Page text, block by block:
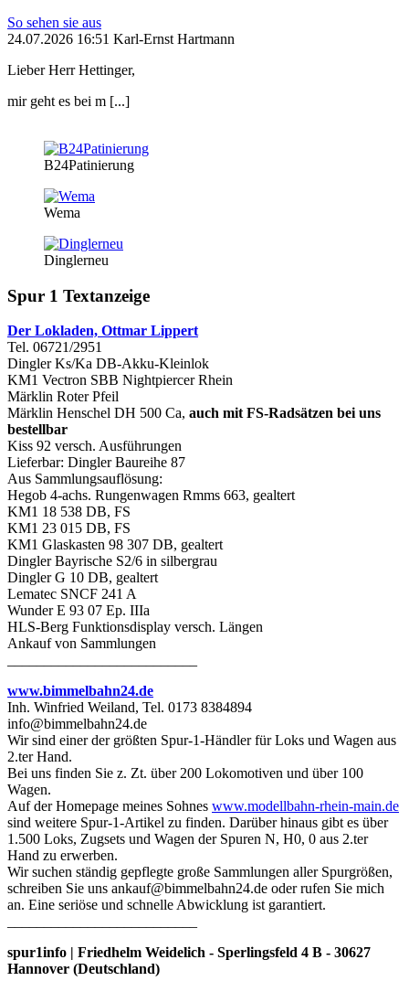
So sehen sie aus
24.07.2026 16:51 Karl-Ernst Hartmann
Lieber Herr Hettinger,
mir geht es bei m [...]
B24Patinierung
Wema
Dinglerneu
Spur 1 Textanzeige
Der Lokladen, Ottmar Lippert
Tel. 06721/2951
Dingler Ks/Ka DB-Akku-Kleinlok
KM1 Vectron SBB Nightpiercer Rhein
Märklin Roter Pfeil
Märklin Henschel DH 500 Ca, auch mit FS-Radsätzen bei uns
bestellbar
Kiss 92 versch. Ausführungen
Lieferbar: Dingler Baureihe 87
Aus Sammlungsauflösung:
Hegob 4-achs. Rungenwagen Rmms 663, gealtert
KM1 18 538 DB, FS
KM1 23 015 DB, FS
KM1 Glaskasten 98 307 DB, gealtert
Dingler Bayrische S2/6 in silbergrau
Dingler G 10 DB, gealtert
Lematec SNCF 241 A
Wunder E 93 07 Ep. IIIa
HLS-Berg Funktionsdisplay versch. Längen
Ankauf von Sammlungen
www.bimmelbahn24.de
Inh. Winfried Weiland, Tel. 0173 8384894
info@bimmelbahn24.de
Wir sind einer der größten Spur-1-Händler für Loks und Wagen aus
2.ter Hand.
Bei uns finden Sie z. Zt. über 200 Lokomotiven und über 100
Wagen.
Auf der Homepage meines Sohnes www.modellbahn-rhein-main.de
sind weitere Spur-1-Artikel zu finden. Darüber hinaus gibt es über
1.500 Loks, Zugsets und Wagen der Spuren N, H0, 0 aus 2.ter
Hand zu erwerben.
Wir suchen ständig gepflegte große Sammlungen aller Spurgrößen,
schreiben Sie uns ankauf@bimmelbahn24.de oder rufen Sie mich
an. Eine seriöse und schnelle Abwicklung ist garantiert.
spur1info | Friedhelm Weidelich - Sperlingsfeld 4 B - 30627
Hannover (Deutschland)